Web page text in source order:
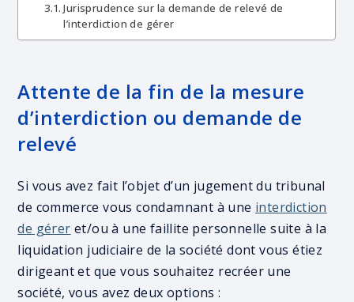
Jurisprudence sur la demande de relevé de
l’interdiction de gérer
Attente de la fin de la mesure
d’interdiction ou demande de
relevé
Si vous avez fait l’objet d’un jugement du tribunal
de commerce vous condamnant à une interdiction
de gérer et/ou à une faillite personnelle suite à la
liquidation judiciaire de la société dont vous étiez
dirigeant et que vous souhaitez recréer une
société, vous avez deux options :